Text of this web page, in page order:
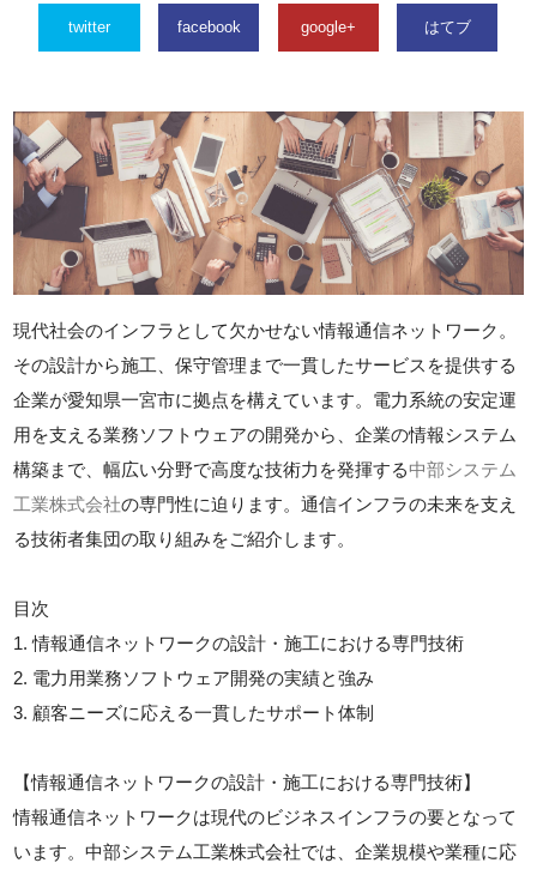
twitter facebook google+ はてブ
現代社会のインフラとして欠かせない情報通信ネットワーク。
その設計から施工、保守管理まで一貫したサービスを提供する
企業が愛知県一宮市に拠点を構えています。電力系統の安定運
用を支える業務ソフトウェアの開発から、企業の情報システム
構築まで、幅広い分野で高度な技術力を発揮する中部システム
工業株式会社の専門性に迫ります。通信インフラの未来を支え
る技術者集団の取り組みをご紹介します。
目次
1. 情報通信ネットワークの設計・施工における専門技術
2. 電力用業務ソフトウェア開発の実績と強み
3. 顧客ニーズに応える一貫したサポート体制
【情報通信ネットワークの設計・施工における専門技術】
情報通信ネットワークは現代のビジネスインフラの要となって
います。中部システム工業株式会社では、企業規模や業種に応